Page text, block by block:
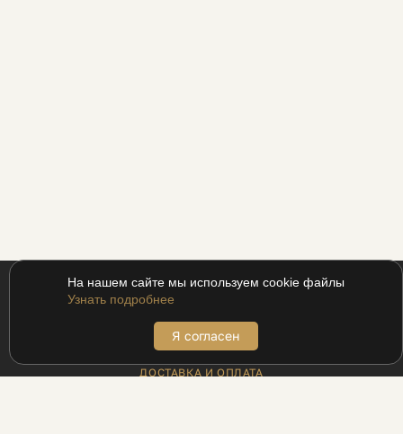
ДОСТАВКА И ОПЛАТА
На нашем сайте мы используем cookie файлы
Узнать подробнее
Я согласен